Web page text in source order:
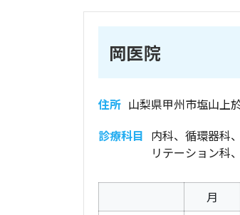
岡医院
住所 山梨県甲州市塩山上
診療科目 内科、循環器科
リテーション科
月